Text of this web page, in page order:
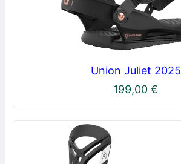
Union Juliet 2025
199,00 €